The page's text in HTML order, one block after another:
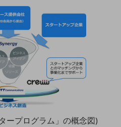
ープログラム」の概念図)